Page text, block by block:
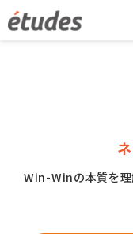
Win-Winの本質を理